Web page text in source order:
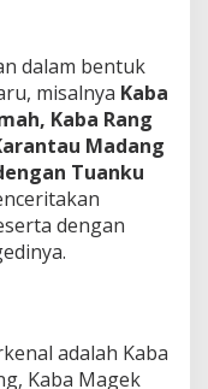
dalam bentuk
misalnya Kaba
Kaba Rang
Madang
Tuanku
dengan
adalah Kaba
Kaba Magek